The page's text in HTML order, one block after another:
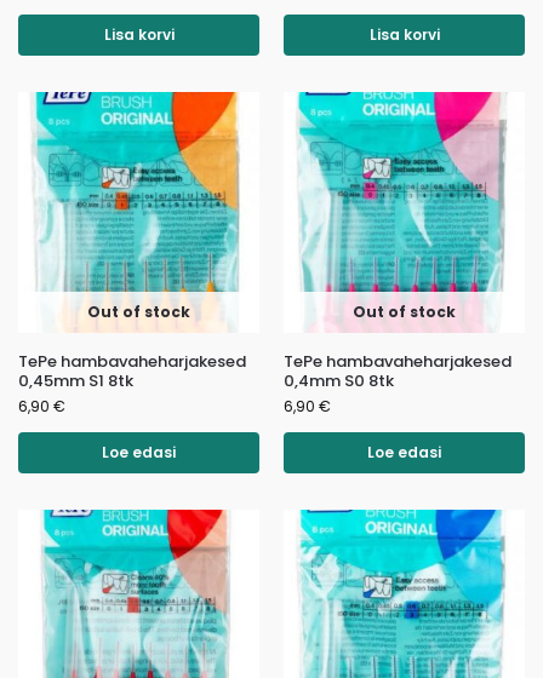
Lisa korvi Lisa korvi
Out of stock
TePe hambavaheharjakesed
0,45mm S1 8tk
6,90 €
Loe edasi
Out of stock
TePe hambavaheharjakesed
0,4mm S0 8tk
6,90 €
Loe edasi